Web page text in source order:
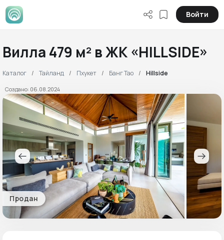
Войти
Вилла 479 м² в ЖК «HILLSIDE»
Каталог Тайланд Пхукет Банг Тао Hillside
Создано: 06.08.2024
Продан